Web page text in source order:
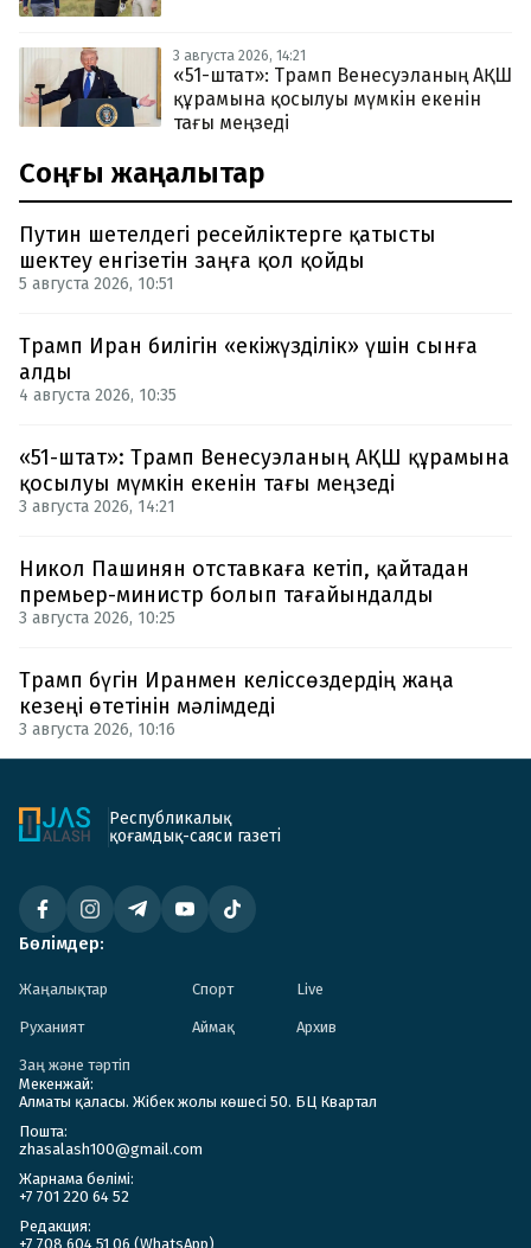
3 августа 2026, 14:21
«51-штат»: Трамп Венесуэланың АҚШ
құрамына қосылуы мүмкін екенін
тағы меңзеді
Соңғы жаңалықтар
Путин шетелдегі ресейліктерге қатысты
шектеу енгізетін заңға қол қойды
5 августа 2026, 10:51
Трамп Иран билігін «екіжүзділік» үшін сынға
алды
4 августа 2026, 10:35
«51-штат»: Трамп Венесуэланың АҚШ құрамына
қосылуы мүмкін екенін тағы меңзеді
3 августа 2026, 14:21
Никол Пашинян отставкаға кетіп, қайтадан
премьер-министр болып тағайындалды
3 августа 2026, 10:25
Трамп бүгін Иранмен келіссөздердің жаңа
кезеңі өтетінін мәлімдеді
3 августа 2026, 10:16
Республикалық
қоғамдық-саяси газеті
Бөлімдер:
Жаңалықтар Спорт Live
Руханият Аймақ Архив
Заң және тәртіп
Мекенжай:
Алматы қаласы. Жібек жолы көшесі 50. БЦ Квартал
Пошта:
zhasalash100@gmail.com
Жарнама бөлімі:
+7 701 220 64 52
Редакция:
+7 708 604 51 06 (WhatsApp)